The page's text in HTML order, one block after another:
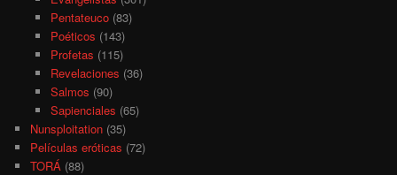
Pentateuco(83)
Poéticos (143)
Profetas (115)
Revelaciones (36)
Salmos (90)
Sapienciales (65)
Nunsploitation (35)
Películas eróticas (72)
TORÁ (88)